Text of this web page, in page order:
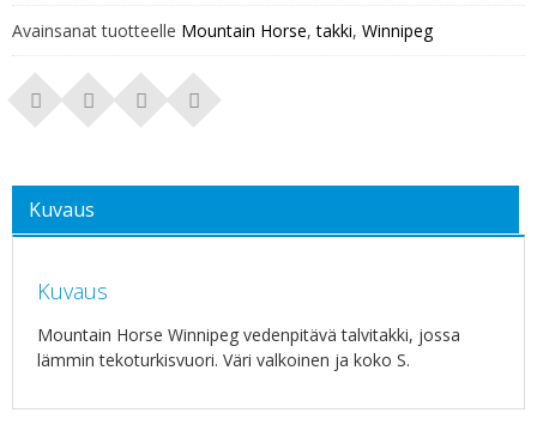
Avainsanat tuotteelle Mountain Horse,takki, Winnipeg
Kuvaus
Kuvaus
Mountain Horse Winnipeg vedenpitävä talvitakki, jossa
lämmin tekoturkisvuori. Väri valkoinen ja koko S.